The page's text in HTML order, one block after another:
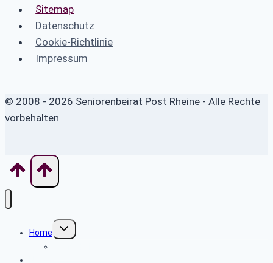
Sitemap
Datenschutz
Cookie-Richtlinie
Impressum
© 2008 - 2026 Seniorenbeirat Post Rheine - Alle Rechte
vorbehalten
Home
Untermenü
umschalten